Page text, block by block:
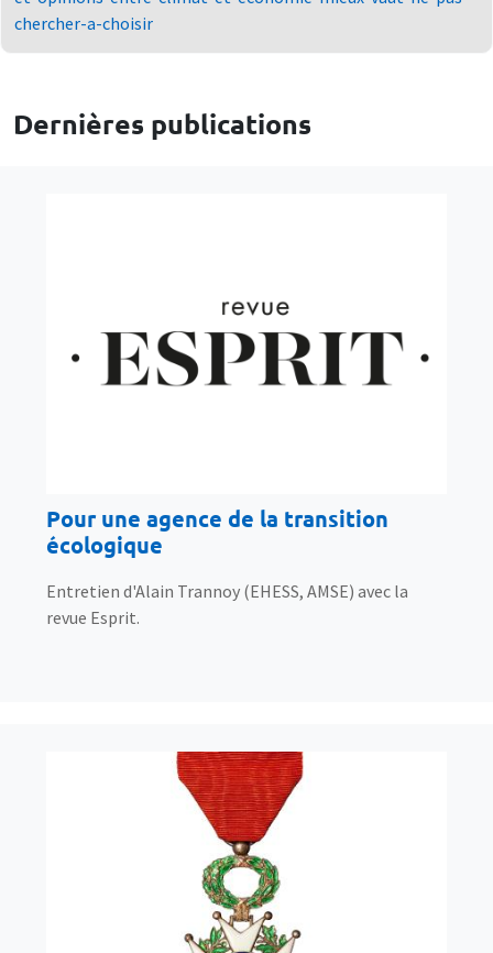
chercher-a-choisir
Dernières publications
Pour une agence de la transition
écologique
Entretien d'Alain Trannoy (EHESS, AMSE) avec la
revue Esprit.